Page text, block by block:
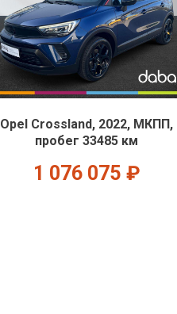
Opel Crossland, 2022, МКПП,
пробег 33485 км
1 076 075 ₽